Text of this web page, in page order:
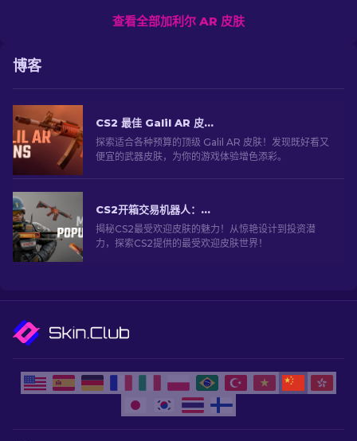
查看全部加利尔 AR 皮肤
博客
CS2 最佳 Galil AR 皮肤推荐（适合任何预算）：终极指南 [2026]
探索适合各种预算的顶级 Galil AR 皮肤！发现既好看又
便宜的武器皮肤，为你的游戏体验增色添彩。
CS2开箱交易机器人：深入探索
揭秘CS2最受欢迎皮肤的魅力！从惊艳设计到投资潜
力，探索CS2提供的最受欢迎皮肤世界！